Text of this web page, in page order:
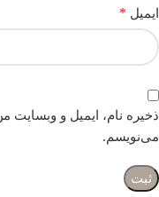
ایمیل *
ذخیره نام، ایمیل و وبسایت
می‌نویسم.